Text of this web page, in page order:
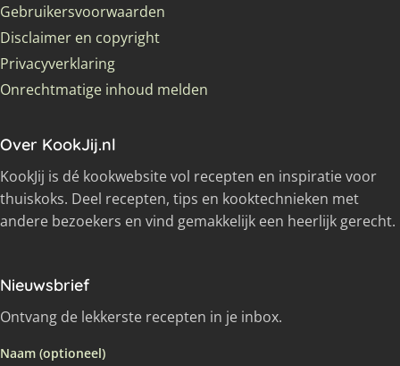
Gebruikersvoorwaarden
Disclaimer en copyright
Privacyverklaring
Onrechtmatige inhoud melden
Over KookJij.nl
KookJij is dé kookwebsite vol recepten en inspiratie voor
thuiskoks. Deel recepten, tips en kooktechnieken met
andere bezoekers en vind gemakkelijk een heerlijk gerecht.
Nieuwsbrief
Ontvang de lekkerste recepten in je inbox.
Naam (optioneel)